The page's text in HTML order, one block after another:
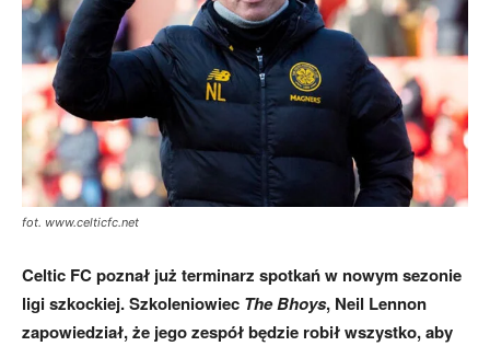
(transfery,
mecze,
fot. www.celticfc.net
Celtic FC poznał już terminarz spotkań w nowym sezonie
ligi szkockiej. Szkoleniowiec The Bhoys, Neil Lennon
zapowiedział, że jego zespół będzie robił wszystko, aby